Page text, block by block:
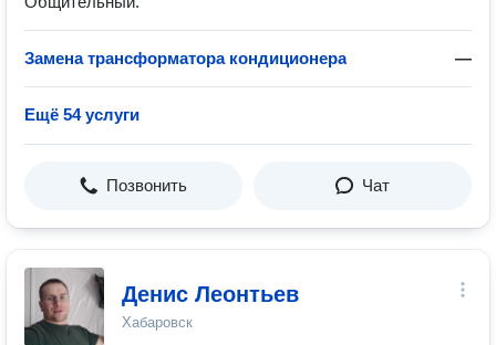
Замена трансформатора кондиционера —
Ещё 54 услуги
Позвонить Чат
Денис Леонтьев
Хабаровск